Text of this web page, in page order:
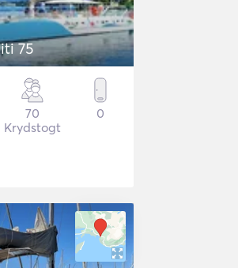
75
70
Krydstogt
0